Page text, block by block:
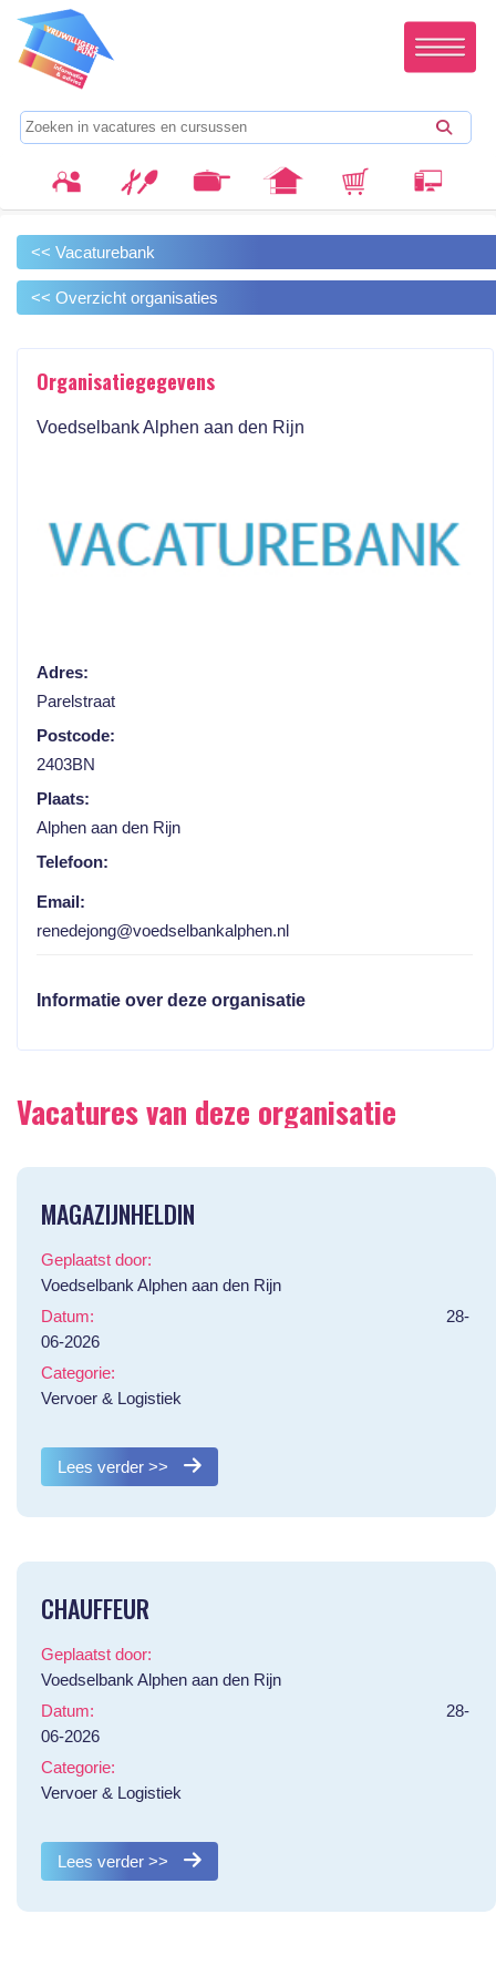
<< Vacaturebank
<< Overzicht organisaties
Organisatiegegevens
Voedselbank Alphen aan den Rijn
Adres:
Parelstraat
Postcode:
2403BN
Plaats:
Alphen aan den Rijn
Telefoon:
Email:
renedejong@voedselbankalphen.nl
Informatie over deze organisatie
Vacatures van deze organisatie
MAGAZIJNHELDIN
Geplaatst door:
Voedselbank Alphen aan den Rijn
Datum:
28-
06-2026
Categorie:
Vervoer & Logistiek
Lees verder >>
CHAUFFEUR
Geplaatst door:
Voedselbank Alphen aan den Rijn
Datum:
28-
06-2026
Categorie:
Vervoer & Logistiek
Lees verder >>